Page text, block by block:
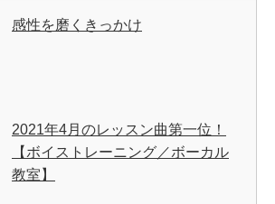
感性を磨くきっかけ
2021年4月のレッスン曲第一位！
【ボイストレーニング／ボーカル
教室】